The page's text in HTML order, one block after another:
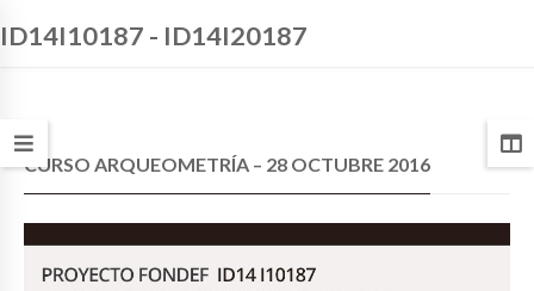
ID14I10187 - ID14I20187
CURSO ARQUEOMETRÍA – 28 OCTUBRE 2016